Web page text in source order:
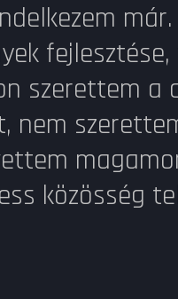
szerettem
közösség